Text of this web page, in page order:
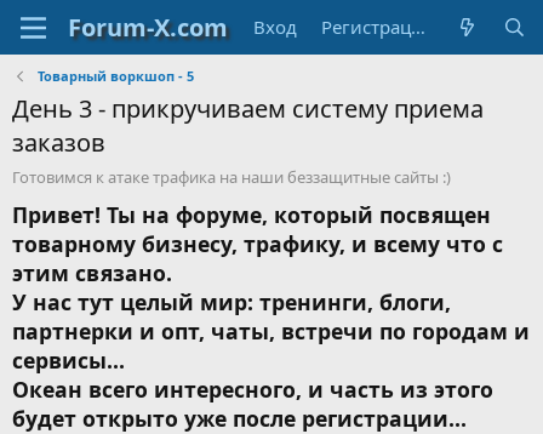
Вход Регистрация
Товарный воркшоп - 5
День 3 - прикручиваем систему приема
заказов
Готовимся к атаке трафика на наши беззащитные сайты :)
Привет! Ты на форуме, который посвящен
товарному бизнесу, трафику, и всему что с
этим связано.
У нас тут целый мир: тренинги, блоги,
партнерки и опт, чаты, встречи по городам и
сервисы...
Океан всего интересного, и часть из этого
будет открыто уже после регистрации...